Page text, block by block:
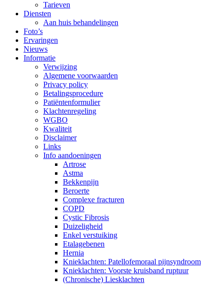
Tarieven
Diensten
Aan huis behandelingen
Foto’s
Ervaringen
Nieuws
Informatie
Verwijzing
Algemene voorwaarden
Privacy policy
Betalingsprocedure
Patiëntenformulier
Klachtenregeling
WGBO
Kwaliteit
Disclaimer
Links
Info aandoeningen
Artrose
Astma
Bekkenpijn
Beroerte
Complexe fracturen
COPD
Cystic Fibrosis
Duizeligheid
Enkel verstuiking
Etalagebenen
Hernia
Knieklachten: Patellofemoraal pijnsyndroom
Knieklachten: Voorste kruisband ruptuur
(Chronische) Liesklachten